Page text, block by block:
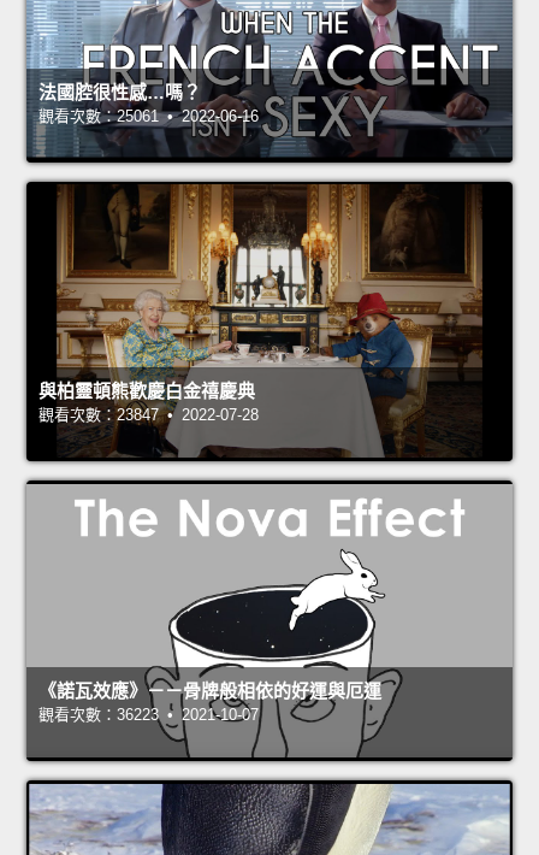
法國腔很性感…嗎？
觀看次數：25061 • 2022-06-16
與柏靈頓熊歡慶白金禧慶典
觀看次數：23847 • 2022-07-28
《諾瓦效應》－－骨牌般相依的好運與厄運
觀看次數：36223 • 2021-10-07